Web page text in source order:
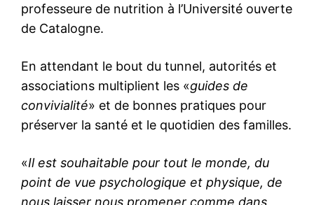
professeure de nutrition à l’Université ouverte
de Catalogne.
En attendant le bout du tunnel, autorités et
associations multiplient les «guides de
convivialité» et de bonnes pratiques pour
préserver la santé et le quotidien des familles.
«Il est souhaitable pour tout le monde, du
point de vue psychologique et physique, de
nous laisser nous promener comme dans